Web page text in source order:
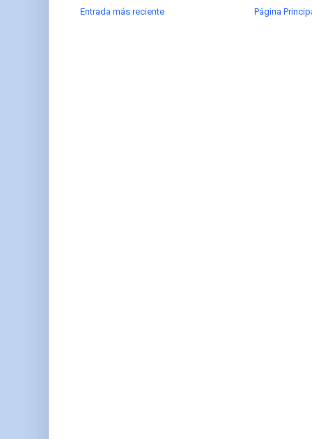
Entrada más reciente Página